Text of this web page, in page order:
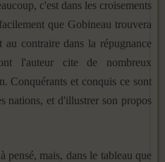
c'est dans les croise­ments
que Gobineau trouvera
au contraire dans la répugnance
l'auteur cite de nombreux
Conquérants et conquis ce sont
nations, et d'il­lustrer son propos
pensé, mais, dans le ta­bleau que